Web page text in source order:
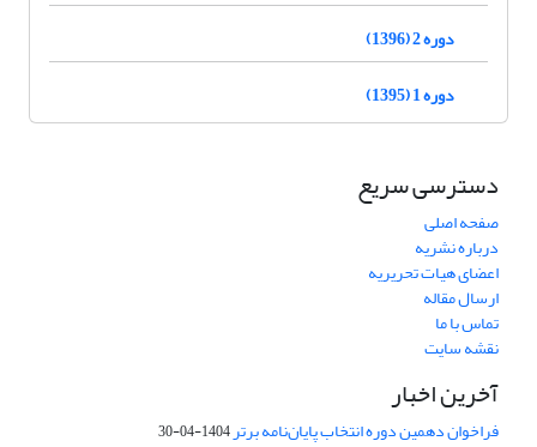
دوره 2 (1396)
دوره 1 (1395)
دسترسی سریع
صفحه اصلی
درباره نشریه
اعضای هیات تحریریه
ارسال مقاله
تماس با ما
نقشه سایت
آخرین اخبار
فراخوان دهمین دوره انتخاب پایان‌نامه برتر1404-04-30